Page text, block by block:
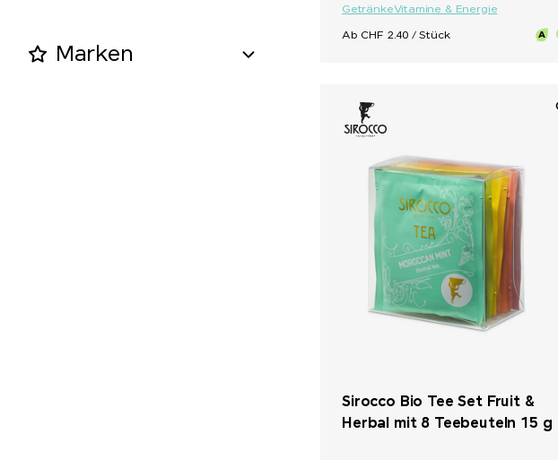
Marken
GetränkeVitamine & Energie
Ab CHF 2.40 / Stück
Sirocco Bio Tee Set Fruit &
Herbal mit 8 Teebeuteln 15 g